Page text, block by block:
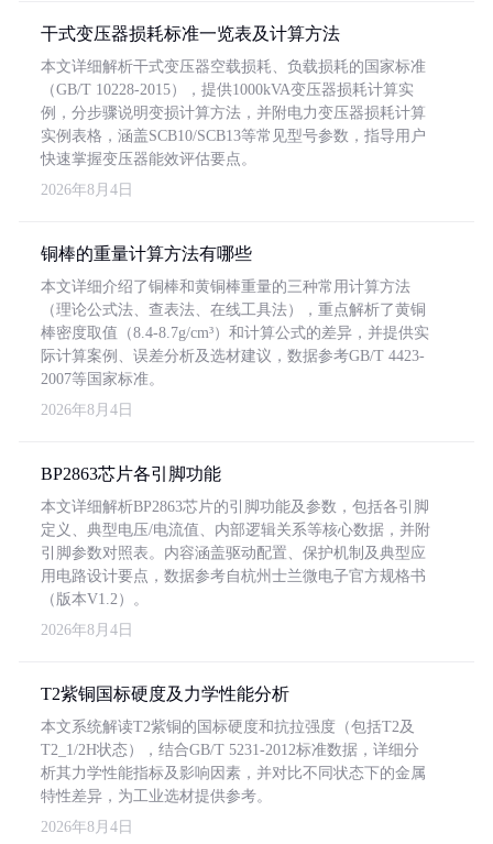
干式变压器损耗标准一览表及计算方法
本文详细解析干式变压器空载损耗、负载损耗的国家标准
（GB/T 10228-2015），提供1000kVA变压器损耗计算实
例，分步骤说明变损计算方法，并附电力变压器损耗计算
实例表格，涵盖SCB10/SCB13等常见型号参数，指导用户
快速掌握变压器能效评估要点。
2026年8月4日
铜棒的重量计算方法有哪些
本文详细介绍了铜棒和黄铜棒重量的三种常用计算方法
（理论公式法、查表法、在线工具法），重点解析了黄铜
棒密度取值（8.4-8.7g/cm³）和计算公式的差异，并提供实
际计算案例、误差分析及选材建议，数据参考GB/T 4423-
2007等国家标准。
2026年8月4日
BP2863芯片各引脚功能
本文详细解析BP2863芯片的引脚功能及参数，包括各引脚
定义、典型电压/电流值、内部逻辑关系等核心数据，并附
引脚参数对照表。内容涵盖驱动配置、保护机制及典型应
用电路设计要点，数据参考自杭州士兰微电子官方规格书
（版本V1.2）。
2026年8月4日
T2紫铜国标硬度及力学性能分析
本文系统解读T2紫铜的国标硬度和抗拉强度（包括T2及
T2_1/2H状态），结合GB/T 5231-2012标准数据，详细分
析其力学性能指标及影响因素，并对比不同状态下的金属
特性差异，为工业选材提供参考。
2026年8月4日